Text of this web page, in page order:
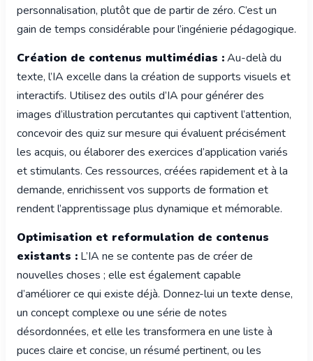
personnalisation, plutôt que de partir de zéro. C’est un
gain de temps considérable pour l’ingénierie pédagogique.
Création de contenus multimédias :Au-delà du
texte, l’IA excelle dans la création de supports visuels et
interactifs. Utilisez des outils d’IA pour générer des
images d’illustration percutantes qui captivent l’attention,
concevoir des quiz sur mesure qui évaluent précisément
les acquis, ou élaborer des exercices d’application variés
et stimulants. Ces ressources, créées rapidement et à la
demande, enrichissent vos supports de formation et
rendent l’apprentissage plus dynamique et mémorable.
Optimisation et reformulation de contenus
existants : L’IA ne se contente pas de créer de
nouvelles choses ; elle est également capable
d’améliorer ce qui existe déjà. Donnez-lui un texte dense,
un concept complexe ou une série de notes
désordonnées, et elle les transformera en une liste à
puces claire et concise, un résumé pertinent, ou les